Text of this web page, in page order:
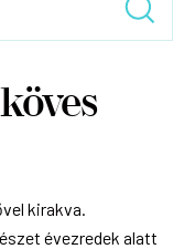
kirakva.
évezredek alatt